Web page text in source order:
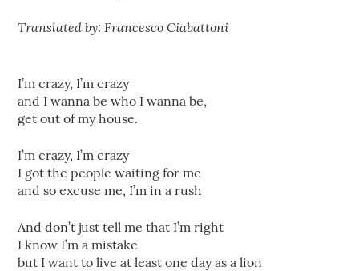
Translated by: Francesco Ciabattoni
I’m crazy, I’m crazy
and I wanna be who I wanna be,
get out of my house.
I’m crazy, I’m crazy
I got the people waiting for me
and so excuse me, I’m in a rush
And don’t just tell me that I’m right
I know I’m a mistake
but I want to live at least one day as a lion